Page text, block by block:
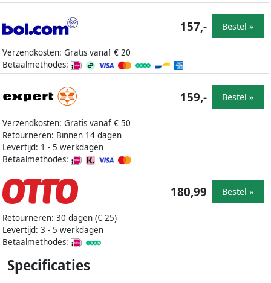
Verzendkosten: Gratis vanaf € 20
Betaalmethodes:
157,- Bestel »
Verzendkosten: Gratis vanaf € 50
Retourneren: Binnen 14 dagen
Levertijd: 1 - 5 werkdagen
Betaalmethodes:
159,- Bestel »
Retourneren: 30 dagen (€ 25)
Levertijd: 3 - 5 werkdagen
Betaalmethodes:
180,99 Bestel »
Specificaties